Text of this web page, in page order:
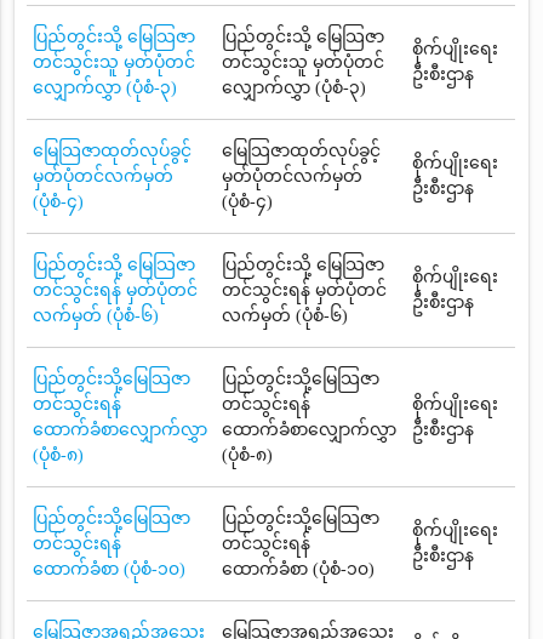
ပြည်တွင်းသို့ မြေသြဇာ
တင်သွင်းသူ မှတ်ပုံတင်
လျှောက်လွှာ (ပုံစံ-၃)
ပြည်တွင်းသို့ မြေသြဇာ
တင်သွင်းသူ မှတ်ပုံတင်
လျှောက်လွှာ (ပုံစံ-၃)
စိုက်ပျိုးရေး
ဦးစီးဌာန
မြေသြဇာထုတ်လုပ်ခွင့်
မှတ်ပုံတင်လက်မှတ်
(ပုံစံ-၄)
မြေသြဇာထုတ်လုပ်ခွင့်
မှတ်ပုံတင်လက်မှတ်
(ပုံစံ-၄)
စိုက်ပျိုးရေး
ဦးစီးဌာန
ပြည်တွင်းသို့ မြေသြဇာ
တင်သွင်းရန် မှတ်ပုံတင်
လက်မှတ် (ပုံစံ-၆)
ပြည်တွင်းသို့ မြေသြဇာ
တင်သွင်းရန် မှတ်ပုံတင်
လက်မှတ် (ပုံစံ-၆)
စိုက်ပျိုးရေး
ဦးစီးဌာန
ပြည်တွင်းသို့မြေသြဇာ
တင်သွင်းရန်
ထောက်ခံစာလျှောက်လွှာ
(ပုံစံ-၈)
ပြည်တွင်းသို့မြေသြဇာ
တင်သွင်းရန်
ထောက်ခံစာလျှောက်လွှာ
(ပုံစံ-၈)
စိုက်ပျိုးရေး
ဦးစီးဌာန
ပြည်တွင်းသို့မြေသြဇာ
တင်သွင်းရန်
ထောက်ခံစာ (ပုံစံ-၁၀)
ပြည်တွင်းသို့မြေသြဇာ
တင်သွင်းရန်
ထောက်ခံစာ (ပုံစံ-၁၀)
စိုက်ပျိုးရေး
ဦးစီးဌာန
မြေသြဇာအရည်အသွေး
မြေသြဇာအရည်အသွေး